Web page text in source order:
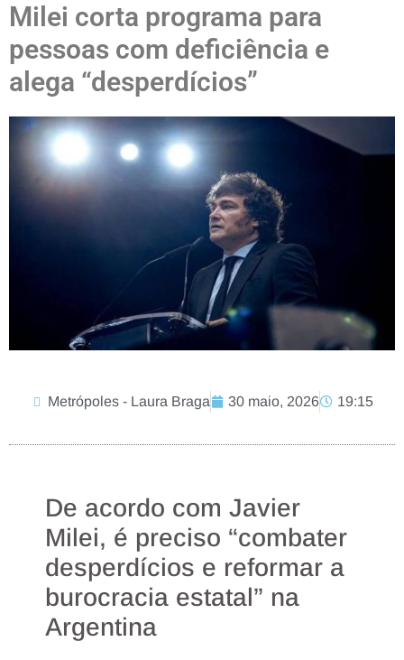
Milei corta programa para
pessoas com deficiência e
alega “desperdícios”
Metrópoles - Laura Braga 30 maio, 2026 19:15
De acordo com Javier
Milei, é preciso “combater
desperdícios e reformar a
burocracia estatal” na
Argentina